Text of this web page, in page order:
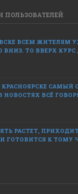
ВСЕМ ЖИТЕЛЯМ
ТО ВВЕРХ КУРС
САМЫЙ
НОВОСТЯХ ВСЁ
РАСТЕТ,
ГОТОВИТСЯ К ТОМУ